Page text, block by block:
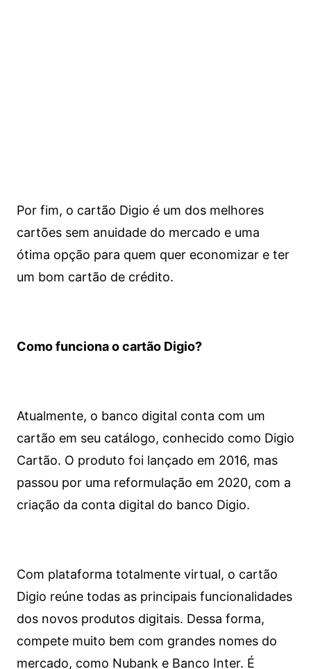
Por fim, o cartão Digio é um dos melhores
cartões sem anuidade do mercado e uma
ótima opção para quem quer economizar e ter
um bom cartão de crédito.
Como funciona o cartão Digio?
Atualmente, o banco digital conta com um
cartão em seu catálogo, conhecido como Digio
Cartão. O produto foi lançado em 2016, mas
passou por uma reformulação em 2020, com a
criação da conta digital do banco Digio.
Com plataforma totalmente virtual, o cartão
Digio reúne todas as principais funcionalidades
dos novos produtos digitais. Dessa forma,
compete muito bem com grandes nomes do
mercado, como Nubank e Banco Inter. É